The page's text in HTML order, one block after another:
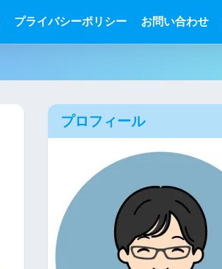
プライバシーポリシー お問い合わせ
プロフィール